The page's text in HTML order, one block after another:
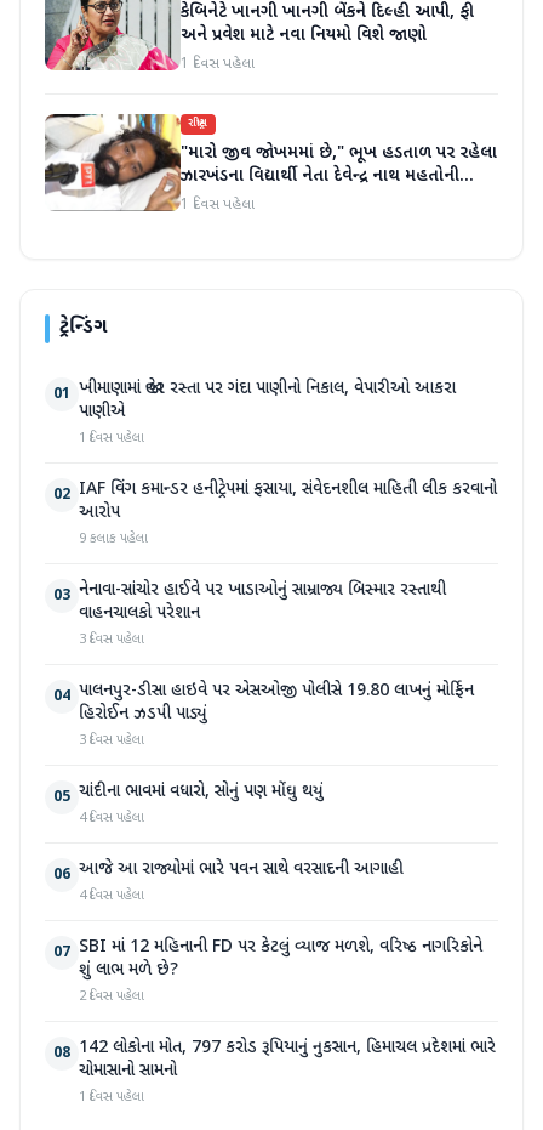
કેબિનેટે ખાનગી ખાનગી બેંકને દિલ્હી આપી, ફી
અને પ્રવેશ માટે નવા નિયમો વિશે જાણો
1 દિવસ પહેલા
રાષ્ટ્રીય
"મારો જીવ જોખમમાં છે," ભૂખ હડતાળ પર રહેલા
ઝારખંડના વિદ્યાર્થી નેતા દેવેન્દ્ર નાથ મહતોની
તબિયત ખરાબ
1 દિવસ પહેલા
ટ્રેન્ડિંગ
01 ખીમાણામાં જાહેર રસ્તા પર ગંદા પાણીનો નિકાલ, વેપારીઓ આકરા
પાણીએ
1 દિવસ પહેલા
02 IAF વિંગ કમાન્ડર હનીટ્રેપમાં ફસાયા, સંવેદનશીલ માહિતી લીક કરવાનો
આરોપ
9 કલાક પહેલા
03 નેનાવા-સાંચોર હાઈવે પર ખાડાઓનું સામ્રાજ્ય બિસ્માર રસ્તાથી
વાહનચાલકો પરેશાન
3 દિવસ પહેલા
04 પાલનપુર-ડીસા હાઇવે પર એસઓજી પોલીસે 19.80 લાખનું મોર્ફિન
હિરોઈન ઝડપી પાડ્યું
3 દિવસ પહેલા
05 ચાંદીના ભાવમાં વધારો, સોનું પણ મોંઘુ થયું
4 દિવસ પહેલા
06 આજે આ રાજ્યોમાં ભારે પવન સાથે વરસાદની આગાહી
4 દિવસ પહેલા
07 SBI માં 12 મહિનાની FD પર કેટલું વ્યાજ મળશે, વરિષ્ઠ નાગરિકોને
શું લાભ મળે છે?
2 દિવસ પહેલા
08 142 લોકોના મોત, 797 કરોડ રૂપિયાનું નુકસાન, હિમાચલ પ્રદેશમાં ભારે
ચોમાસાનો સામનો
1 દિવસ પહેલા